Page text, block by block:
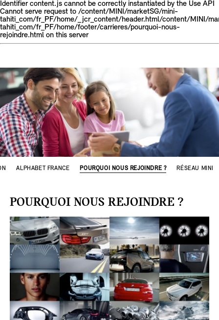
Identifier content.js cannot be correctly instantiated by the Use API
Cannot serve request to /content/MINI/marketSG/mini-
tahiti_com/fr_PF/home/_jcr_content/header.html/content/MINI/
tahiti_com/fr_PF/home/footer/carrieres/pourquoi-nous-
rejoindre.html on this server
ALPHABET FRANCE POURQUOI NOUS REJOINDRE ? RÉSEAU MINI
POURQUOI NOUS REJOINDRE ?